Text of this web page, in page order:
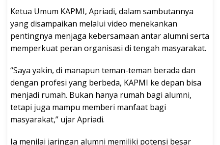
Ketua Umum KAPMI, Apriadi, dalam sambutannya
yang disampaikan melalui video menekankan
pentingnya menjaga kebersamaan antar alumni serta
memperkuat peran organisasi di tengah masyarakat.
“Saya yakin, di manapun teman-teman berada dan
dengan profesi yang berbeda, KAPMI ke depan bisa
menjadi rumah. Bukan hanya rumah bagi alumni,
tetapi juga mampu memberi manfaat bagi
masyarakat,” ujar Apriadi.
Ia menilai jaringan alumni memiliki potensi besar